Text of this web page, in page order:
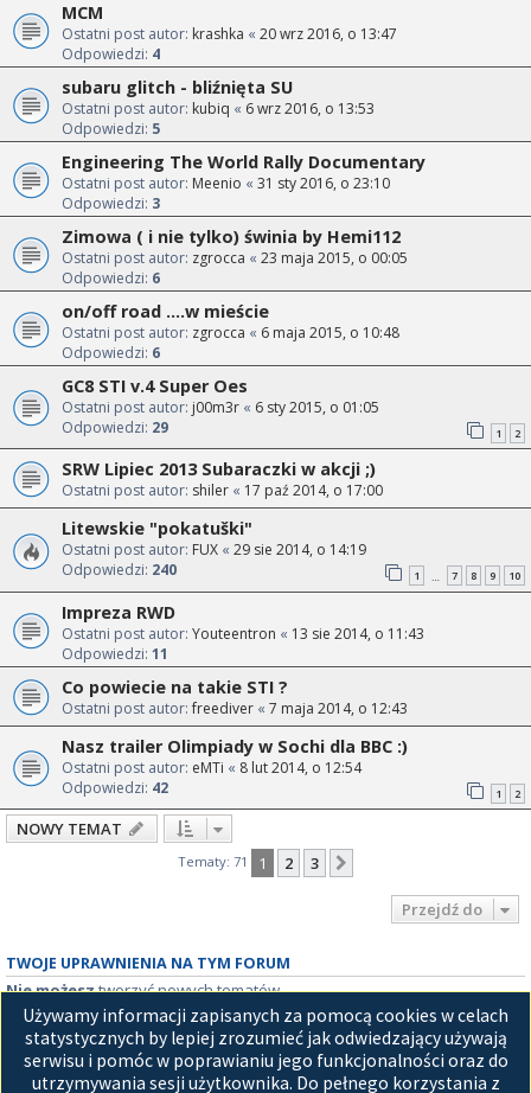
MCM
Ostatni post autor: krashka « 20 wrz 2016, o 13:47
Odpowiedzi: 4
subaru glitch - bliźnięta SU
Ostatni post autor: kubiq « 6 wrz 2016, o 13:53
Odpowiedzi: 5
Engineering The World Rally Documentary
Ostatni post autor: Meenio « 31 sty 2016, o 23:10
Odpowiedzi: 3
Zimowa ( i nie tylko) świnia by Hemi112
Ostatni post autor: zgrocca « 23 maja 2015, o 00:05
Odpowiedzi: 6
on/off road ....w mieście
Ostatni post autor: zgrocca « 6 maja 2015, o 10:48
Odpowiedzi: 6
GC8 STI v.4 Super Oes
Ostatni post autor: j00m3r « 6 sty 2015, o 01:05
Odpowiedzi: 29 1 2
SRW Lipiec 2013 Subaraczki w akcji ;)
Ostatni post autor: shiler « 17 paź 2014, o 17:00
Litewskie "pokatuški"
Ostatni post autor: FUX « 29 sie 2014, o 14:19
Odpowiedzi: 240 1 … 7 8 9 10
Impreza RWD
Ostatni post autor: Youteentron « 13 sie 2014, o 11:43
Odpowiedzi: 11
Co powiecie na takie STI ?
Ostatni post autor:freediver « 7 maja 2014, o 12:43
Nasz trailer Olimpiady w Sochi dla BBC :)
Ostatni post autor: eMTi « 8 lut 2014, o 12:54
Odpowiedzi: 42 1 2
NOWY TEMAT
Tematy: 71 1 2 3
Przejdź do
TWOJE UPRAWNIENIA NA TYM FORUM
Nie możesztworzyć nowych tematów
Nie możeszodpowiadać w tematach
Nie możeszzmieniać swoich postów
Nie możeszusuwać swoich postów
Nie możesz dodawać załączników
Używamy informacji zapisanych za pomocą cookies w celach
statystycznych by lepiej zrozumieć jak odwiedzający używają
serwisu i pomóc w poprawianiu jego funkcjonalności oraz do
utrzymywania sesji użytkownika. Do pełnego korzystania z